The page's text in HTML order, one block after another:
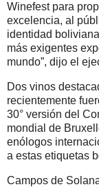
Winefest para
excelencia, al
identidad
más exigentes
mundo”, dijo el
Dos vinos
recientemente
30° versión del
mondial de
enólogos
a estas etiquetas
Campos de